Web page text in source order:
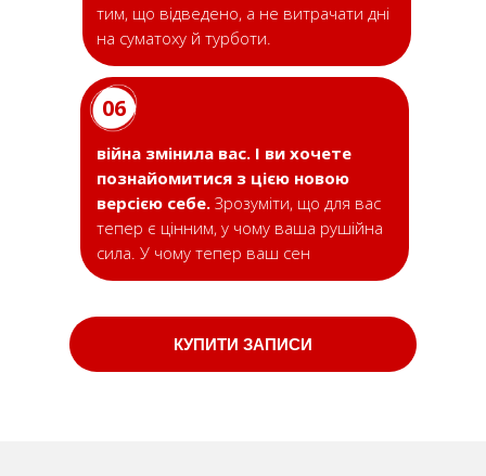
06
тим, що відведено, а не витрачати дні
на суматоху й турботи.
війна змінила вас. І ви хочете
познайомитися з цією новою
версією себе. Зрозуміти, що для вас
тепер є цінним, у чому ваша рушійна
сила. У чому тепер ваш сен
КУПИТИ ЗАПИСИ